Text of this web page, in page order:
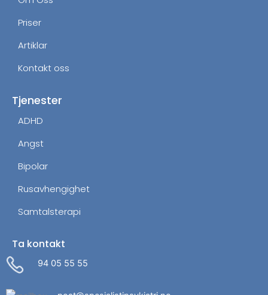
Priser
Artiklar
Kontakt oss
Tjenester
ADHD
Angst
Bipolar
Rusavhengighet
Samtalsterapi
Ta kontakt
94 05 55 55